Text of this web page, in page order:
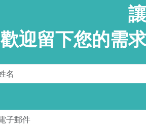
歡迎留下您的需